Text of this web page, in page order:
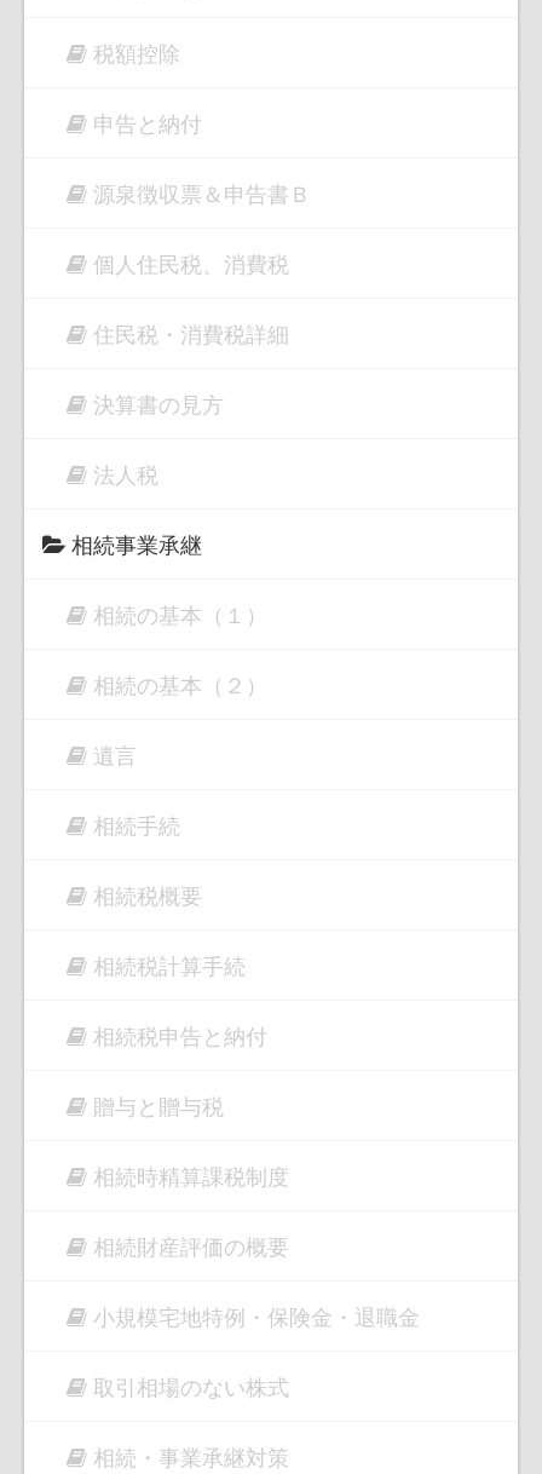
税額控除
申告と納付
源泉徴収票＆申告書Ｂ
個人住民税、消費税
住民税・消費税詳細
決算書の見方
法人税
相続事業承継
相続の基本（１）
相続の基本（２）
遺言
相続手続
相続税概要
相続税計算手続
相続税申告と納付
贈与と贈与税
相続時精算課税制度
相続財産評価の概要
小規模宅地特例・保険金・退職金
取引相場のない株式
相続・事業承継対策